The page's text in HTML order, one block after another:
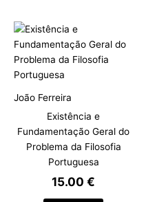
João Ferreira
Existência e
Fundamentação Geral do
Problema da Filosofia
Portuguesa
15.00€